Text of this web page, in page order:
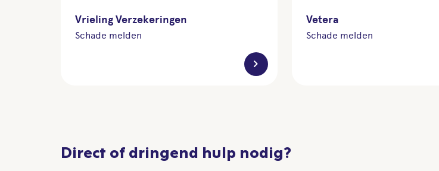
Vrieling Verzekeringen
Schade melden
chevron_right
Vetera
Schade melden
Direct of dringend hulp nodig?